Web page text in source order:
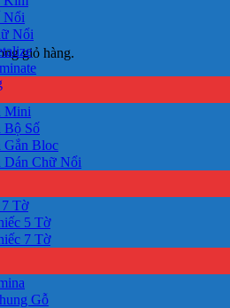
giỏ hàng.
Nổi
Nổi
Mini
Số
Bloc
Chữ Nổi
Tờ
5 Tờ
7 Tờ
Gỗ